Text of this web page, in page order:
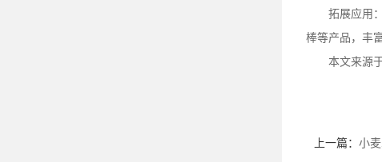
拓展应用
棒等产品，丰
本文来源
上一篇： 小